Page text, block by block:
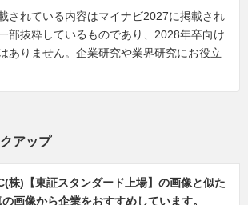
されている内容はマイナビ2027に掲載され
部抜粋しているものであり、2028年卒向け
ありません。企業研究や業界研究にお役立
アップ
株)【東証スタンダード上場】の画像と似た
画像から企業をおすすめしています。